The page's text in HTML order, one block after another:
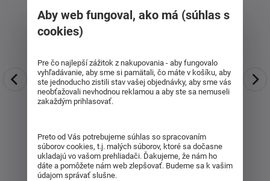
Aby web fungoval, ako má (súhlas s
cookies)
Pre čo najlepší zážitok z nakupovania - aby fungovalo
vyhľadávanie, aby sme si pamätali, čo máte v košíku, aby
ste jednoducho zistili stav vašej objednávky, aby sme vás
neobťažovali nevhodnou reklamou a aby ste sa nemuseli
zakaždým prihlasovať.
Preto od Vás potrebujeme súhlas so spracovaním
súborov cookies, t.j. malých súborov, ktoré sa dočasne
ukladajú vo vašom prehliadači. Ďakujeme, že nám ho
dáte a pomôžete nám web zlepšovať. Budeme sa k vašim
údajom správať slušne.